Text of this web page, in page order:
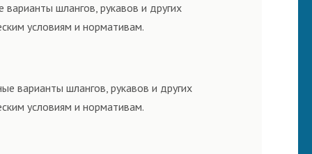
шлангов, рукавов и других
условиям и нормативам.
варианты шлангов, рукавов и других
условиям и нормативам.